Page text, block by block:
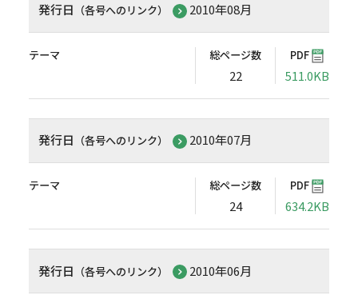
発行日 （各号へのリンク） 2010年08月
テーマ 総ページ数
22
PDF
511.0KB
発行日 （各号へのリンク） 2010年07月
テーマ 総ページ数
24
PDF
634.2KB
発行日 （各号へのリンク） 2010年06月